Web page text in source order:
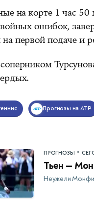
на корте 1 час
ошибок,
первой подаче и
Прогнозы на ATP
ПРОГНОЗЫ •
Тьен —
Неужели